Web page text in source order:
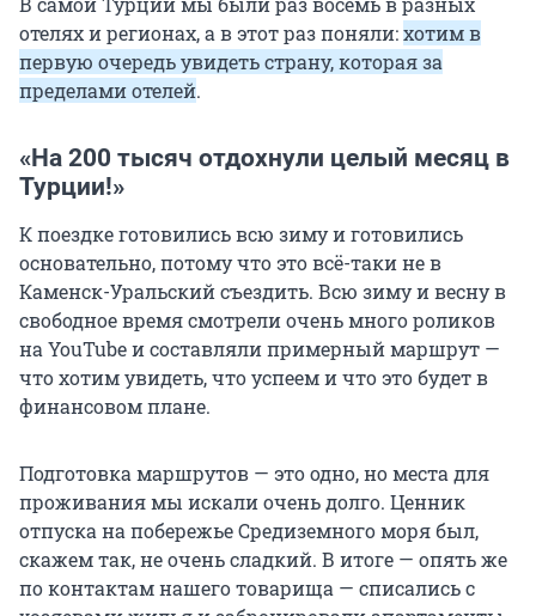
отелях и регионах, а в этот раз поняли:хотим в
первую очередь увидеть страну, которая за
пределами отелей.
«На 200 тысяч отдохнули целый месяц в
Турции!»
К поездке готовились всю зиму и готовились
основательно, потому что это всё-таки не в
Каменск-Уральский съездить. Всю зиму и весну в
свободное время смотрели очень много роликов
на YouTube и составляли примерный маршрут —
что хотим увидеть, что успеем и что это будет в
финансовом плане.
Подготовка маршрутов — это одно, но места для
проживания мы искали очень долго. Ценник
отпуска на побережье Средиземного моря был,
скажем так, не очень сладкий. В итоге — опять же
по контактам нашего товарища — списались с